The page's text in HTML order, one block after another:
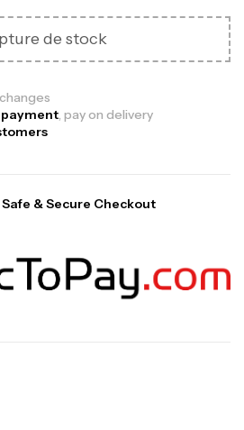
de stock
, pay on delivery
& Secure Checkout